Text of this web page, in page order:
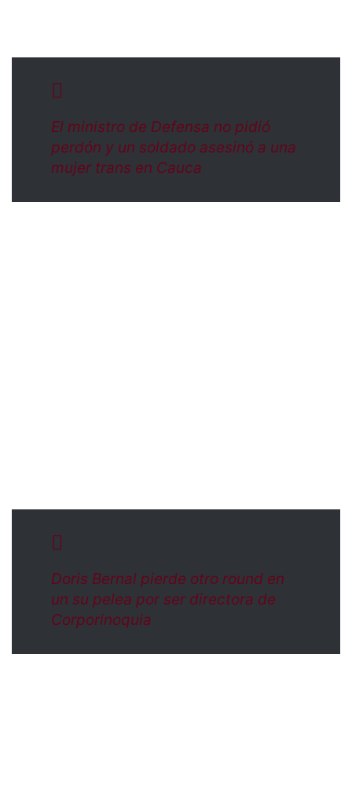
El ministro de Defensa no pidió
perdón y un soldado asesinó a una
mujer trans en Cauca
Doris Bernal pierde otro round en
un su pelea por ser directora de
Corporinoquia